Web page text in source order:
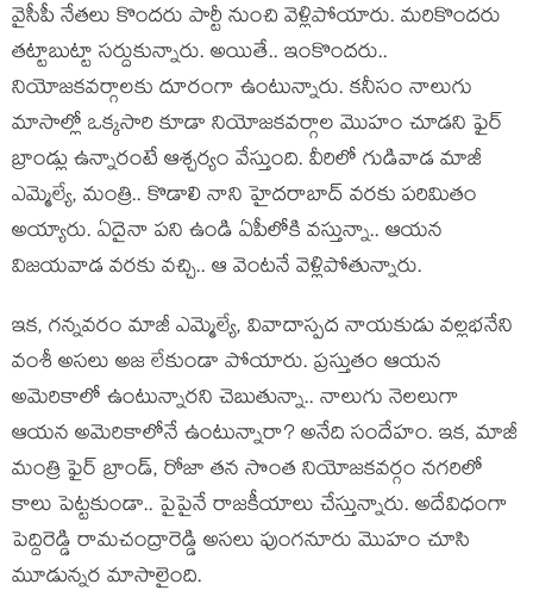
వైసీపీ నేత‌లు కొంద‌రు పార్టీ నుంచి వెళ్లిపోయారు. మ‌రికొంద‌రు
త‌ట్టాబుట్టా స‌ర్దుకున్నారు. అయితే.. ఇంకొంద‌రు..
నియోజ‌క‌వ‌ర్గాల‌కు దూరంగా ఉంటున్నారు. క‌నీసం నాలుగు
మాసాల్లో ఒక్క‌సారి కూడా నియోజ‌క‌వ‌ర్గాల మొహం చూడ‌ని ఫైర్
బ్రాండ్లు ఉన్నారంటే ఆశ్చ‌ర్యం వేస్తుంది. వీరిలో గుడివాడ మాజీ
ఎమ్మెల్యే, మంత్రి.. కొడాలి నాని హైద‌రాబాద్ వ‌ర‌కు ప‌రిమితం
అయ్యారు. ఏదైనా పని ఉండి ఏపీలోకి వ‌స్తున్నా.. ఆయ‌న
విజ‌య‌వాడ వ‌ర‌కు వ‌చ్చి.. ఆ వెంట‌నే వెళ్లిపోతున్నారు.
ఇక‌, గ‌న్న‌వ‌రం మాజీ ఎమ్మెల్యే, వివాదాస్ప‌ద నాయ‌కుడు వ‌ల్ల‌భ‌నేని
వంశీ అస‌లు అజ లేకుండా పోయారు. ప్ర‌స్తుతం ఆయ‌న
అమెరికాలో ఉంటున్నార‌ని చెబుతున్నా.. నాలుగు నెల‌లుగా
ఆయ‌న అమెరికాలోనే ఉంటున్నారా? అనేది సందేహం. ఇక‌, మాజీ
మంత్రి ఫైర్ బ్రాండ్‌, రోజా త‌న సొంత నియోజ‌క‌వ‌ర్గం న‌గ‌రిలో
కాలు పెట్ట‌కుండా.. పైపైనే రాజ‌కీయాలు చేస్తున్నారు. అదేవిధంగా
పెద్దిరెడ్డి రామ‌చంద్రారెడ్డి అస‌లు పుంగ‌నూరు మొహం చూసి
మూడున్న‌ర మాసాలైంది.